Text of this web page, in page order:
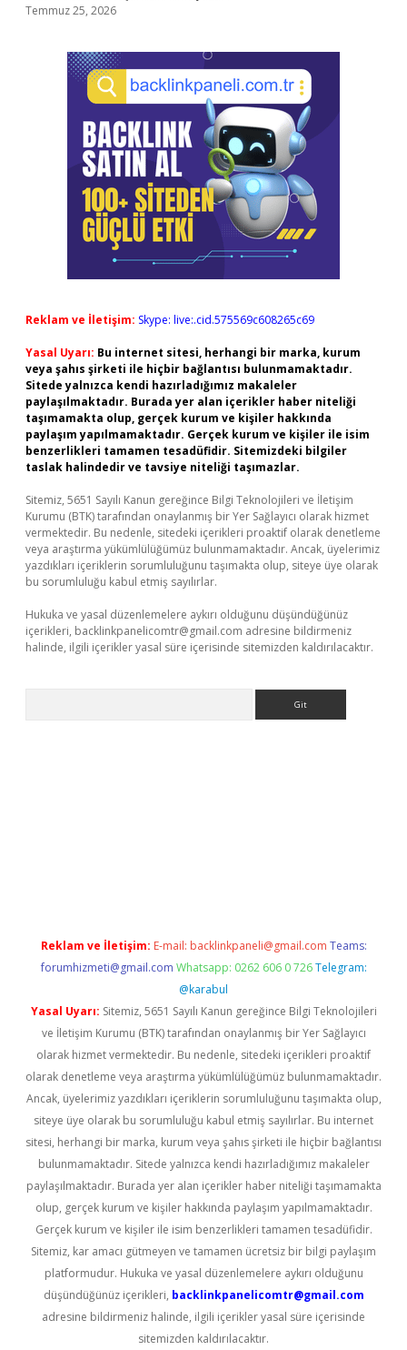
Temmuz 25, 2026
Reklam ve İletişim: Skype: live:.cid.575569c608265c69
Yasal Uyarı: Bu internet sitesi, herhangi bir marka, kurum
veya şahıs şirketi ile hiçbir bağlantısı bulunmamaktadır.
Sitede yalnızca kendi hazırladığımız makaleler
paylaşılmaktadır. Burada yer alan içerikler haber niteliği
taşımamakta olup, gerçek kurum ve kişiler hakkında
paylaşım yapılmamaktadır. Gerçek kurum ve kişiler ile isim
benzerlikleri tamamen tesadüfidir. Sitemizdeki bilgiler
taslak halindedir ve tavsiye niteliği taşımazlar.
Sitemiz, 5651 Sayılı Kanun gereğince Bilgi Teknolojileri ve İletişim
Kurumu (BTK) tarafından onaylanmış bir Yer Sağlayıcı olarak hizmet
vermektedir. Bu nedenle, sitedeki içerikleri proaktif olarak denetleme
veya araştırma yükümlülüğümüz bulunmamaktadır. Ancak, üyelerimiz
yazdıkları içeriklerin sorumluluğunu taşımakta olup, siteye üye olarak
bu sorumluluğu kabul etmiş sayılırlar.
Hukuka ve yasal düzenlemelere aykırı olduğunu düşündüğünüz
içerikleri, backlinkpanelicomtr@gmail.com adresine bildirmeniz
halinde, ilgili içerikler yasal süre içerisinde sitemizden kaldırılacaktır.
Reklam ve İletişim: E-mail: backlinkpaneli@gmail.com Teams:
forumhizmeti@gmail.com Whatsapp: 0262 606 0 726 Telegram:
@karabul
Yasal Uyarı: Sitemiz, 5651 Sayılı Kanun gereğince Bilgi Teknolojileri
ve İletişim Kurumu (BTK) tarafından onaylanmış bir Yer Sağlayıcı
olarak hizmet vermektedir. Bu nedenle, sitedeki içerikleri proaktif
olarak denetleme veya araştırma yükümlülüğümüz bulunmamaktadır.
Ancak, üyelerimiz yazdıkları içeriklerin sorumluluğunu taşımakta olup,
siteye üye olarak bu sorumluluğu kabul etmiş sayılırlar. Bu internet
sitesi, herhangi bir marka, kurum veya şahıs şirketi ile hiçbir bağlantısı
bulunmamaktadır. Sitede yalnızca kendi hazırladığımız makaleler
paylaşılmaktadır. Burada yer alan içerikler haber niteliği taşımamakta
olup, gerçek kurum ve kişiler hakkında paylaşım yapılmamaktadır.
Gerçek kurum ve kişiler ile isim benzerlikleri tamamen tesadüfidir.
Sitemiz, kar amacı gütmeyen ve tamamen ücretsiz bir bilgi paylaşım
platformudur. Hukuka ve yasal düzenlemelere aykırı olduğunu
düşündüğünüz içerikleri, backlinkpanelicomtr@gmail.com
adresine bildirmeniz halinde, ilgili içerikler yasal süre içerisinde
sitemizden kaldırılacaktır.